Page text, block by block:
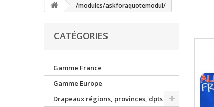
/modules/askforaquotemodul/
CATÉGORIES
Gamme France
Gamme Europe
Drapeaux régions, provinces, dpts